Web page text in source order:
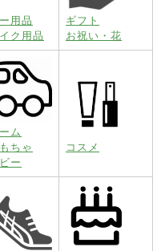
用品
ク用品
ギフト
お祝い・花
ム
ちゃ
ー
コスメ